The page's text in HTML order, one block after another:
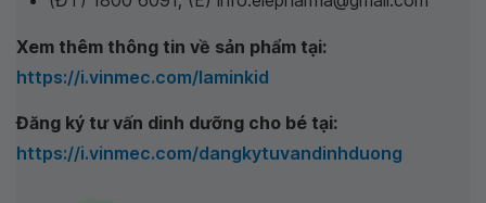
Xem thêm thông tin về sản phẩm tại:
https://i.vinmec.com/laminkid
Đăng ký tư vấn dinh dưỡng cho bé tại:
https://i.vinmec.com/dangkytuvandinhduong